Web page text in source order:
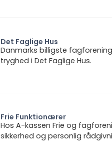
Det Faglige Hus
Danmarks billigste
tryghed i Det Faglige Hus.
Frie Funktionærer
Hos A-kassen Frie og
sikkerhed og personlig